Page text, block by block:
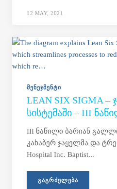
12 MAY, 2021
ᲛᲔᲜᲔᲯᲛᲔᲜᲢᲘ
LEAN SIX SIGMA –
ᲡᲘᲡᲢᲔᲛᲐᲨᲘ – III
III ნაწილი ბარიან
კახაბერ ჯაყელმა და
Hospital Inc. Baptist...
ᲒᲐᲒᲠᲫᲔᲚᲔᲑᲐ